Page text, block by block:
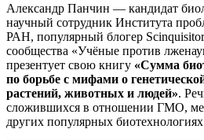
Александр Панчин — кандидат
научный сотрудник Института
РАН, популярный блогер
сообщества «Учёные против
презентует свою книгу «Сумма
по борьбе с мифами о
растений, животных и людей».
сложившихся в отношении ГМО,
других популярных